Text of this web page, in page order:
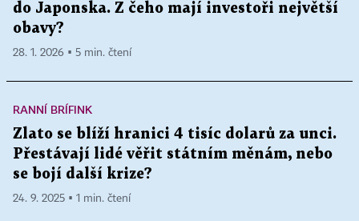
do Japonska. Z čeho mají investoři největší
obavy?
28. 1. 2026 ▪ 5 min. čtení
RANNÍ BRÍFINK
Zlato se blíží hranici 4 tisíc dolarů za unci.
Přestávají lidé věřit státním měnám, nebo
se bojí další krize?
24. 9. 2025 ▪ 1 min. čtení